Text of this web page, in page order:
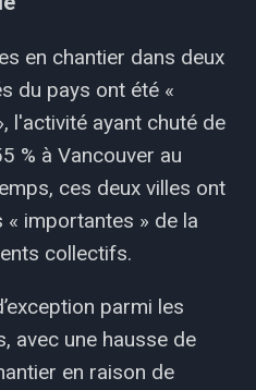
en chantier dans deux
du pays ont été «
l'activité ayant chuté de
% à Vancouver au
ces deux villes ont
importantes » de la
collectifs.
parmi les
avec une hausse de
en raison de